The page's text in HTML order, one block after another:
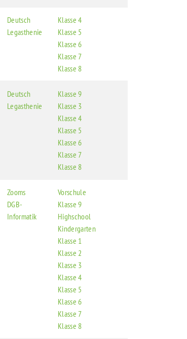
Deutsch
Legasthenie
Klasse 4
Klasse 5
Klasse 6
Klasse 7
Klasse 8
Deutsch
Legasthenie
Klasse 9
Klasse 3
Klasse 4
Klasse 5
Klasse 6
Klasse 7
Klasse 8
Zooms
DGB-
Informatik
Vorschule
Klasse 9
Highschool
Kindergarten
Klasse 1
Klasse 2
Klasse 3
Klasse 4
Klasse 5
Klasse 6
Klasse 7
Klasse 8